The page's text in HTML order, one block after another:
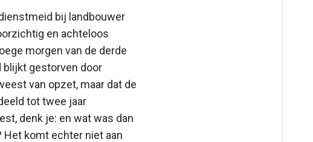
bij landbouwer
en achteloos
morgen van de derde
blijkt gestorven door
van opzet, maar dat de
tot twee jaar
denk je: en wat was dan
Het komt echter niet aan